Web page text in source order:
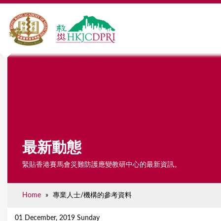
最新動態
緊貼香港賽馬會災難防護應變教研中心的最新資訊。
Home » 專業人士/機構的參考資料
01 December, 2019 Sunday